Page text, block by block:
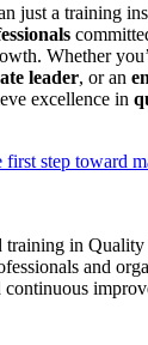
just a training
Whether
leader, or an
excellence in
step toward
in Quality
and